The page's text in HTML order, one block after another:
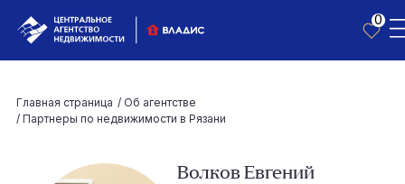
0
Главная страница / Об агентстве
/ Партнеры по недвижимости в Рязани
Волков Евгений